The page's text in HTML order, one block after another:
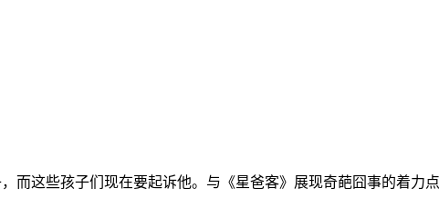
而这些孩子们现在要起诉他。与《星爸客》展现奇葩囧事的着力